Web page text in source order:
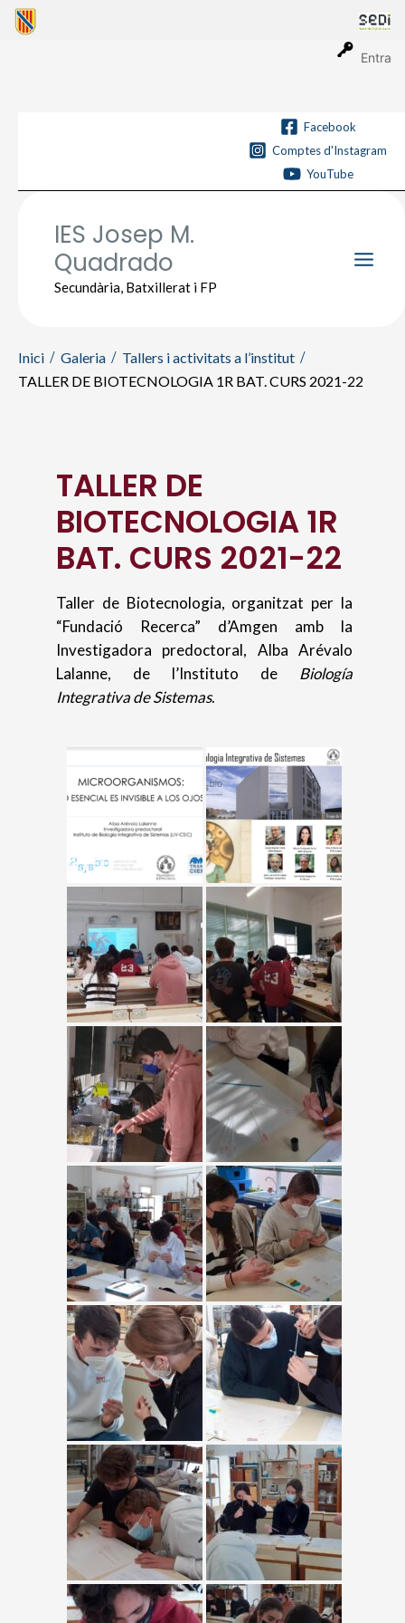
Entra
Vés
Facebook
Comptes d'Instagram
YouTube
IES Josep M.
Quadrado
Secundària, Batxillerat i FP
Inici Galeria
Tallers i activitats a l’institut
TALLER DE BIOTECNOLOGIA 1R BAT. CURS 2021-22
TALLER DE
BIOTECNOLOGIA 1R
BAT. CURS 2021-22
Taller de Biotecnologia, organitzat per la
“Fundació Recerca” d’Amgen amb la
Investigadora predoctoral, Alba Arévalo
Lalanne, de l’Instituto de Biología
Integrativa de Sistemas.